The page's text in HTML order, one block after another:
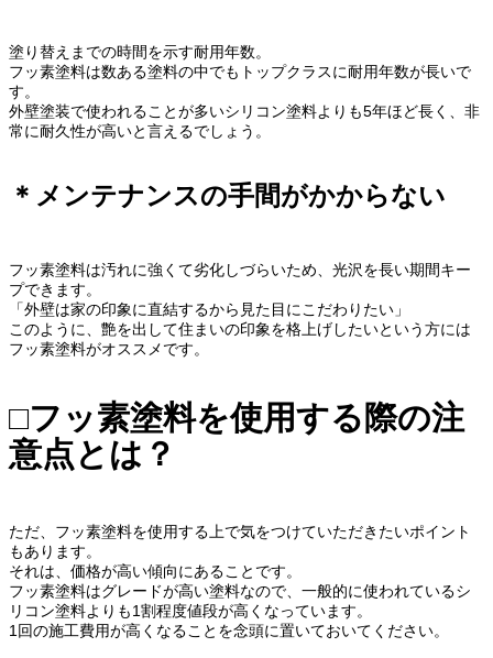
塗り替えまでの時間を示す耐用年数。
フッ素塗料は数ある塗料の中でもトップクラスに耐用年数が長いで
す。
外壁塗装で使われることが多いシリコン塗料よりも5年ほど長く、非
常に耐久性が高いと言えるでしょう。
＊メンテナンスの手間がかからない
フッ素塗料は汚れに強くて劣化しづらいため、光沢を長い期間キー
プできます。
「外壁は家の印象に直結するから見た目にこだわりたい」
このように、艶を出して住まいの印象を格上げしたいという方には
フッ素塗料がオススメです。
□フッ素塗料を使用する際の注
意点とは？
ただ、フッ素塗料を使用する上で気をつけていただきたいポイント
もあります。
それは、価格が高い傾向にあることです。
フッ素塗料はグレードが高い塗料なので、一般的に使われているシ
リコン塗料よりも1割程度値段が高くなっています。
1回の施工費用が高くなることを念頭に置いておいてください。